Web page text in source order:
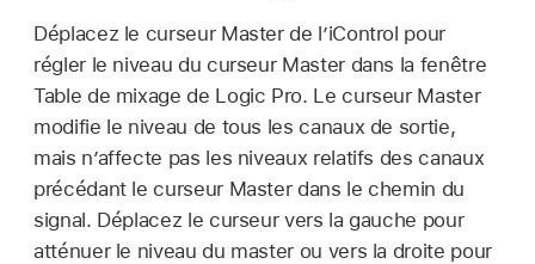
Déplacez le curseur Master de l’iControl pour
régler le niveau du curseur Master dans la fenêtre
Table de mixage de Logic Pro. Le curseur Master
modifie le niveau de tous les canaux de sortie,
mais n’affecte pas les niveaux relatifs des canaux
précédant le curseur Master dans le chemin du
signal. Déplacez le curseur vers la gauche pour
atténuer le niveau du master ou vers la droite pour